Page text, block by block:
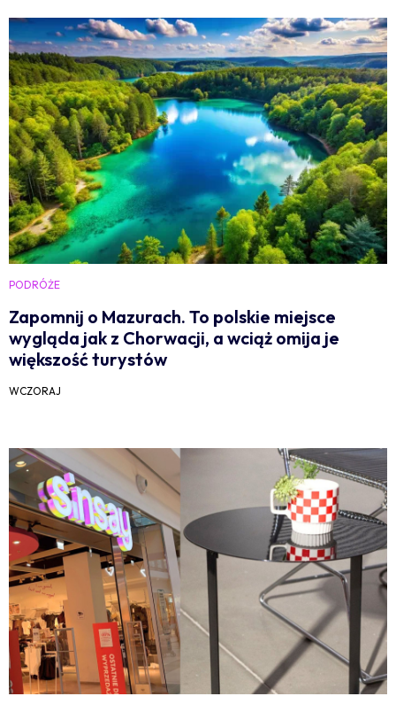
PODRÓŻE
Zapomnij o Mazurach. To polskie miejsce
wygląda jak z Chorwacji, a wciąż omija je
większość turystów
WCZORAJ